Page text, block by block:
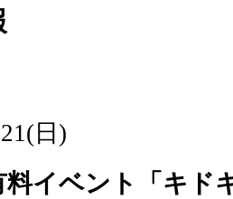
日)
イベント「キド